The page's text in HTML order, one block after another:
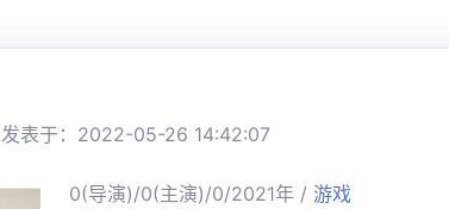
发表于：2022-05-26 14:42:07
0(导演)/0(主演)/0/2021年 / 游戏